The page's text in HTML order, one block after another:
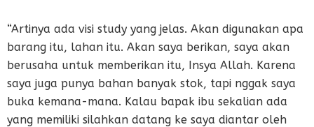
“Artinya ada visi study yang jelas. Akan digunakan apa
barang itu, lahan itu. Akan saya berikan, saya akan
berusaha untuk memberikan itu, Insya Allah. Karena
saya juga punya bahan banyak stok, tapi nggak saya
buka kemana-mana. Kalau bapak ibu sekalian ada
yang memiliki silahkan datang ke saya diantar oleh